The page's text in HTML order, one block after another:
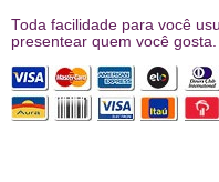
Toda facilidade para você
presentear quem você gosta.